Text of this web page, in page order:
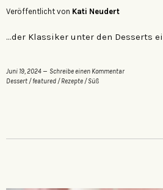
Veröffentlicht von Kati Neudert
…der Klassiker unter den Desserts
Juni 19, 2024
Schreibe einen Kommentar
Dessert / featured / Rezepte / Süß